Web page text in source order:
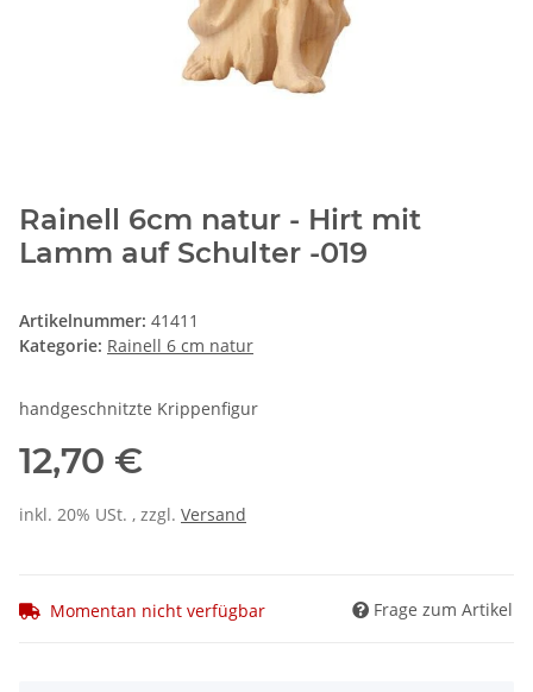
Rainell 6cm natur - Hirt mit
Lamm auf Schulter -019
Artikelnummer: 41411
Kategorie: Rainell 6 cm natur
handgeschnitzte Krippenfigur
12,70 €
inkl. 20% USt. , zzgl. Versand
Momentan nicht verfügbar Frage zum Artikel